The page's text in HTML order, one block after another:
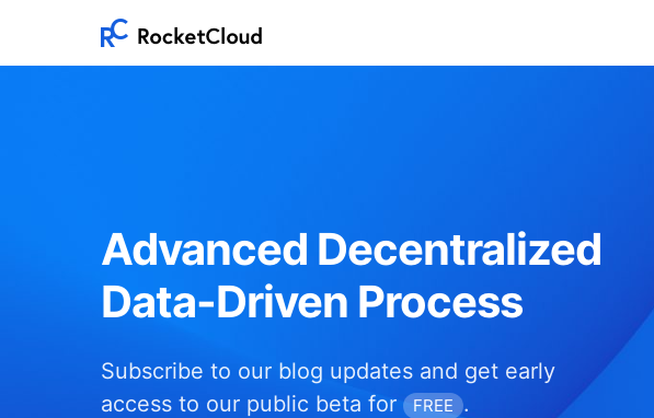
Advanced Decentralized
Data-Driven Process
Subscribe to our blog updates and get early
access to our public beta for
FREE .